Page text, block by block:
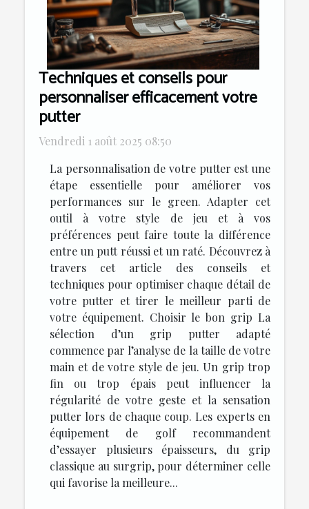
Techniques et conseils pour
personnaliser efficacement votre
putter
Vendredi 1 août 2025 08:50
La personnalisation de votre putter est une
étape essentielle pour améliorer vos
performances sur le green. Adapter cet
outil à votre style de jeu et à vos
préférences peut faire toute la différence
entre un putt réussi et un raté. Découvrez à
travers cet article des conseils et
techniques pour optimiser chaque détail de
votre putter et tirer le meilleur parti de
votre équipement. Choisir le bon grip La
sélection d’un grip putter adapté
commence par l’analyse de la taille de votre
main et de votre style de jeu. Un grip trop
fin ou trop épais peut influencer la
régularité de votre geste et la sensation
putter lors de chaque coup. Les experts en
équipement de golf recommandent
d’essayer plusieurs épaisseurs, du grip
classique au surgrip, pour déterminer celle
qui favorise la meilleure...